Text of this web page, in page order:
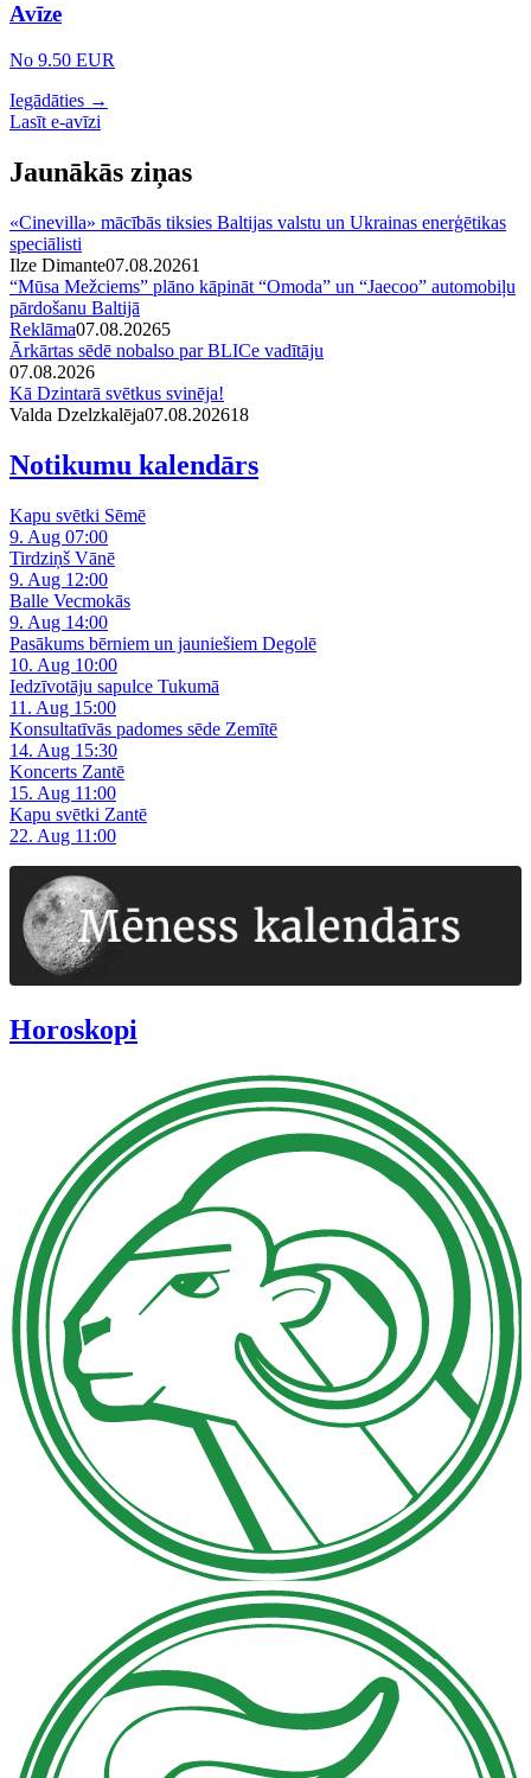
Avīze
No 9.50 EUR
Iegādāties →
Lasīt e-avīzi
Jaunākās ziņas
«Cinevilla» mācībās tiksies Baltijas valstu un Ukrainas enerģētikas
speciālisti
Ilze Dimante07.08.20261
“Mūsa Mežciems” plāno kāpināt “Omoda” un “Jaecoo” automobiļu
pārdošanu Baltijā
Reklāma07.08.20265
Ārkārtas sēdē nobalso par BLICe vadītāju
07.08.2026
Kā Dzintarā svētkus svinēja!
Valda Dzelzkalēja07.08.202618
Notikumu kalendārs
Kapu svētki Sēmē
9. Aug 07:00
Tirdziņš Vānē
9. Aug 12:00
Balle Vecmokās
9. Aug 14:00
Pasākums bērniem un jauniešiem Degolē
10. Aug 10:00
Iedzīvotāju sapulce Tukumā
11. Aug 15:00
Konsultatīvās padomes sēde Zemītē
14. Aug 15:30
Koncerts Zantē
15. Aug 11:00
Kapu svētki Zantē
22. Aug 11:00
Horoskopi